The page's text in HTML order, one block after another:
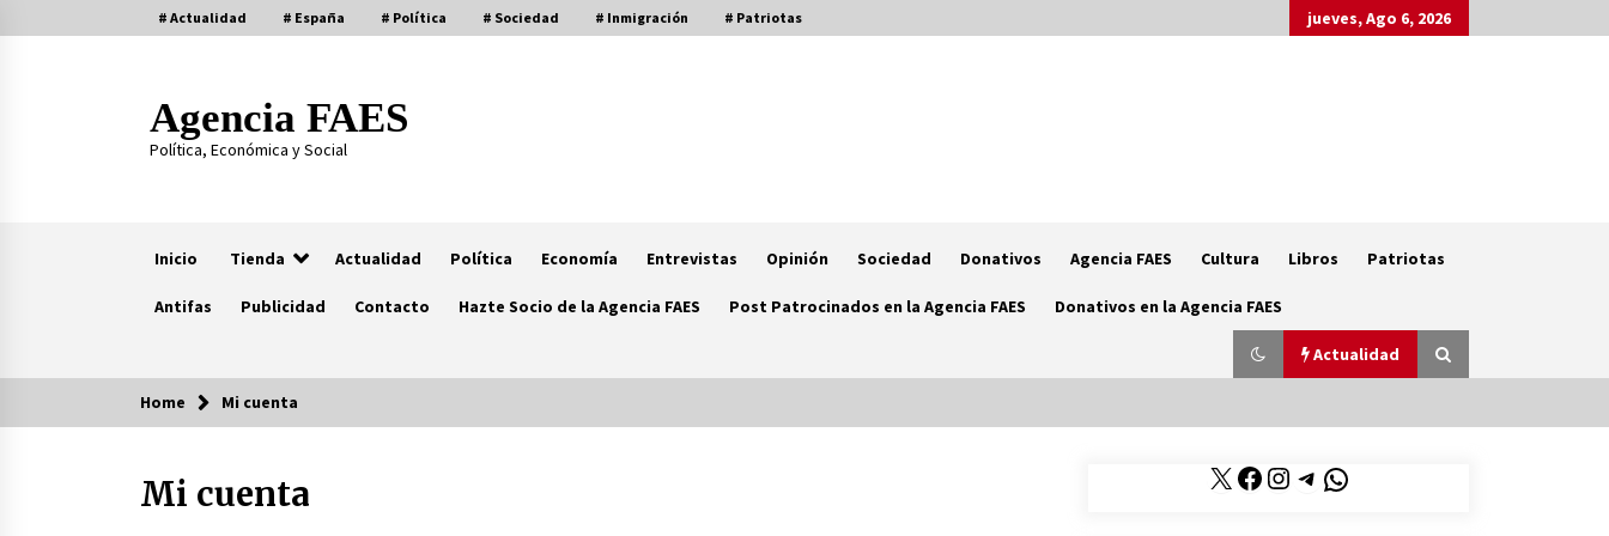
to
# Actualidad # España # Política # Sociedad # Inmigración # Patriotas jueves, Ago 6, 2026
Agencia FAES
Política, Económica y Social
Inicio Tienda Actualidad Política Economía Entrevistas Opinión Sociedad Donativos Agencia FAES Cultura Libros Patriotas
Antifas Publicidad Contacto Hazte Socio de la Agencia FAES Post Patrocinados en la Agencia FAES Donativos en la Agencia FAES
Actualidad
Actualidad
Al hermano de Pedro Sánchez la
condena le sale regalada
La mujer de Pedro Sánchez a juicio
Home Mi cuenta
Mi cuenta X Facebook
Instagram
Telegram
WhatsApp